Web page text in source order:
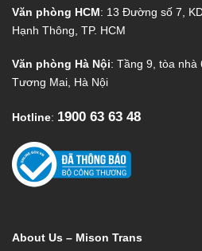
Văn phòng HCM: 13 Đường số 7,
Hạnh Thông, TP. HCM
Văn phòng Hà Nội: Tầng 9, tòa
Tương Mai, Hà Nội
Hotline: 1900 63 63 48
About Us – Mison Trans